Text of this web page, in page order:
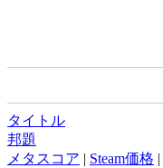
タイトル
邦題
メタスコア | Steam価格 |